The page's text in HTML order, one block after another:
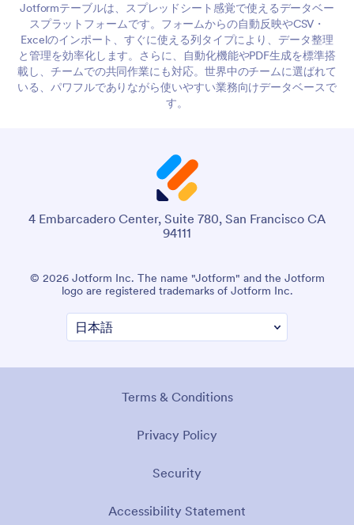
Jotformテーブルは、スプレッドシート感覚で使えるデータベー
スプラットフォームです。フォームからの自動反映やCSV・
Excelのインポート、すぐに使える列タイプにより、データ整理
と管理を効率化します。さらに、自動化機能やPDF生成を標準搭
載し、チームでの共同作業にも対応。世界中のチームに選ばれて
いる、パワフルでありながら使いやすい業務向けデータベースで
す。
4 Embarcadero Center, Suite 780, San Francisco CA
94111
© 2026 Jotform Inc. The name "Jotform" and the Jotform
logo are registered trademarks of Jotform Inc.
Terms & Conditions
Privacy Policy
Security
Accessibility Statement